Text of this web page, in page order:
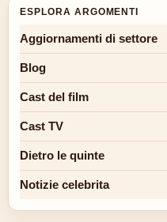
ESPLORA ARGOMENTI
Aggiornamenti di settore
Blog
Cast del film
Cast TV
Dietro le quinte
Notizie celebrita